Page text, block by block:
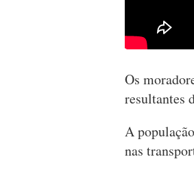
Os
resultantes
A
nas